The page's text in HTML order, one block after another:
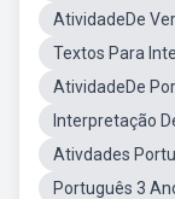
AtividadeDe
Textos Para
AtividadeDe
Interpretação
Ativdades
Português 3